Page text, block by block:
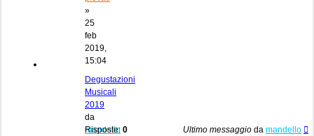
»
25
feb
2019,
15:04
Degustazioni
Musicali
2019
da
mandello
Risposte: 0
Ultimo messaggio da mandello